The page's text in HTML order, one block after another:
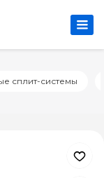
сплит-системы